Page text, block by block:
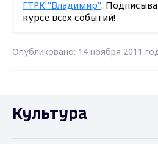
ГТРК "Владимир".
курсе всех событий!
Опубликовано: 14 ноября 2011
Культура